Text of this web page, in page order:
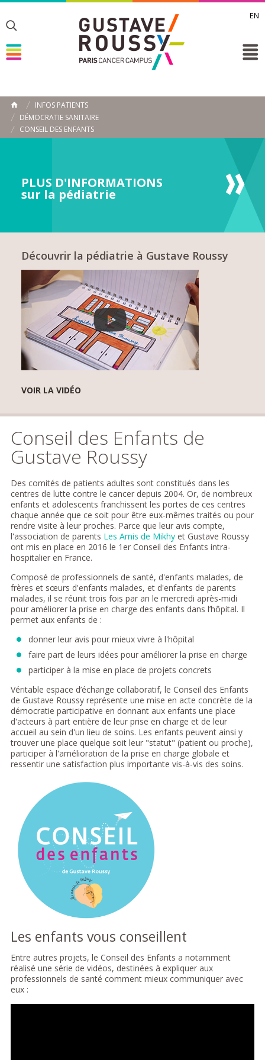
EN
Toggle
Toggle
Toggle
ACCUEIL
INFOS PATIENTS
DÉMOCRATIE SANITAIRE
CONSEIL DES ENFANTS
PLUS D'INFORMATIONS
sur la pédiatrie
Découvrir la pédiatrie à Gustave Roussy
VOIR LA VIDÉO
Conseil des Enfants de
Gustave Roussy
Des comités de patients adultes sont constitués dans les
centres de lutte contre le cancer depuis 2004. Or, de nombreux
enfants et adolescents franchissent les portes de ces centres
chaque année que ce soit pour être eux-mêmes traités ou pour
rendre visite à leur proches. Parce que leur avis compte,
l'association de parents Les Amis de Mikhyet Gustave Roussy
ont mis en place en 2016 le 1er Conseil des Enfants intra-
hospitalier en France.
Composé de professionnels de santé, d'enfants malades, de
frères et sœurs d'enfants malades, et d'enfants de parents
malades, il se réunit trois fois par an le mercredi après-midi
pour améliorer la prise en charge des enfants dans l’hôpital. Il
permet aux enfants de :
donner leur avis pour mieux vivre à l'hôpital
faire part de leurs idées pour améliorer la prise en charge
participer à la mise en place de projets concrets
Véritable espace d’échange collaboratif, le Conseil des Enfants
de Gustave Roussy représente une mise en acte concrète de la
démocratie participative en donnant aux enfants une place
d'acteurs à part entière de leur prise en charge et de leur
accueil au sein d'un lieu de soins. Les enfants peuvent ainsi y
trouver une place quelque soit leur "statut" (patient ou proche),
participer à l'amélioration de la prise en charge globale et
ressentir une satisfaction plus importante vis-à-vis des soins.
Les enfants vous conseillent
Entre autres projets, le Conseil des Enfants a notamment
réalisé une série de vidéos, destinées à expliquer aux
professionnels de santé comment mieux communiquer avec
eux :